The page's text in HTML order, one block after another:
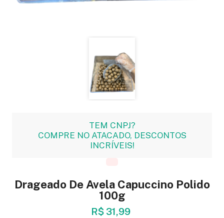
TEM CNPJ?
COMPRE NO ATACADO, DESCONTOS
INCRÍVEIS!
Drageado De Avela Capuccino Polido
100g
R$ 31,99